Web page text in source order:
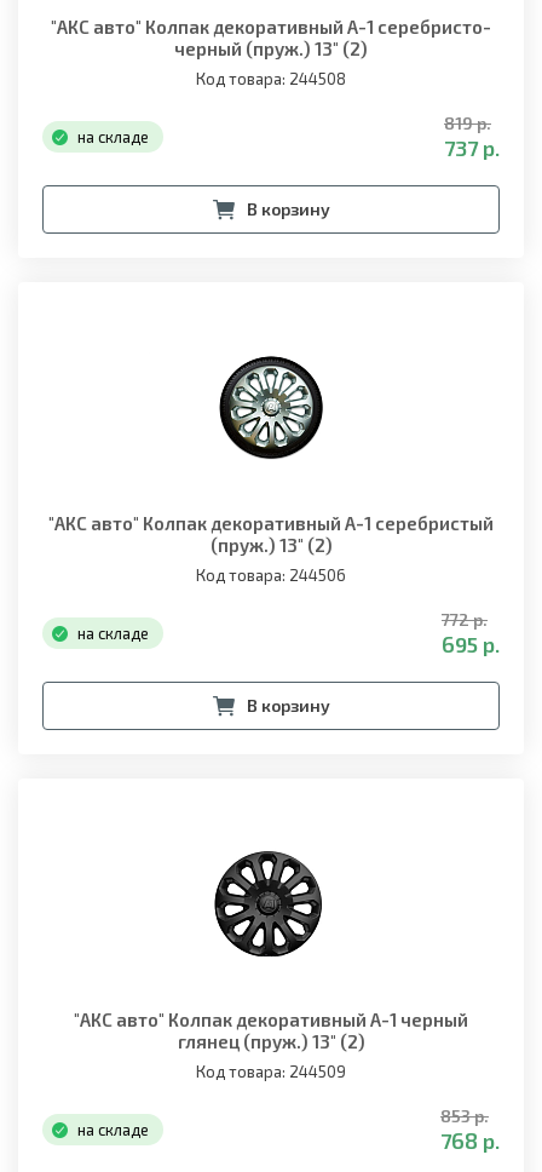
"АКС авто" Колпак декоративный A-1 серебристо-
черный (пруж.) 13" (2)
Код товара: 244508
на складе
819 р.
737 р.
В корзину
"АКС авто" Колпак декоративный A-1 серебристый
(пруж.) 13" (2)
Код товара: 244506
на складе
772 р.
695 р.
В корзину
"АКС авто" Колпак декоративный A-1 черный
глянец (пруж.) 13" (2)
Код товара: 244509
на складе
853 р.
768 р.